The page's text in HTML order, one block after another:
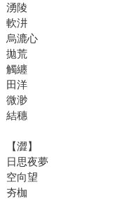
湧陵
軟汫
烏漉心
拋荒
觸纏
田洋
微渺
結穗
【澀】
日思夜夢
空向望
夯枷